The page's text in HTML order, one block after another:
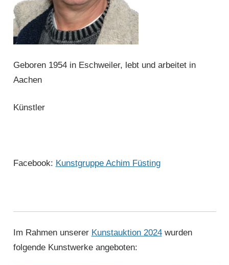
Geboren 1954 in Eschweiler, lebt und arbeitet in
Aachen
Künstler
Facebook: Kunstgruppe Achim Füsting
Im Rahmen unserer Kunstauktion 2024wurden
folgende Kunstwerke angeboten: